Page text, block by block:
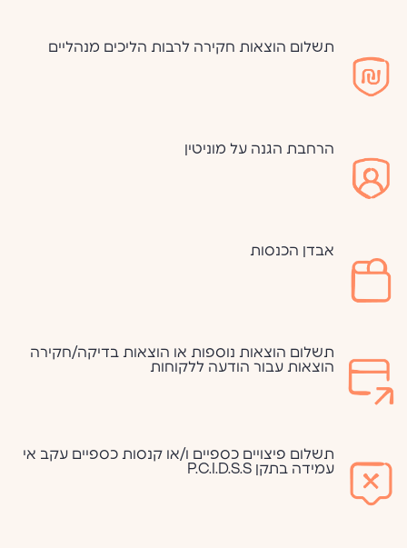
תשלום הוצאות חקירה לרבות הליכים מנהליים
הרחבת הגנה על מוניטין
אבדן הכנסות
תשלום הוצאות נוספות או הוצאות בדיקה/חקירה
הוצאות עבור הודעה ללקוחות
תשלום פיצויים כספיים ו/או קנסות כספיים עקב אי
עמידה בתקן P.C.I.D.S.S